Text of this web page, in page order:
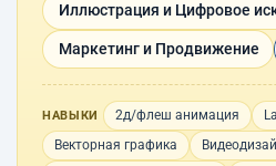
Иллюстрация и Цифровое
Маркетинг и Продвижение
НАВЫКИ 2д/флеш анимация
Векторная графика